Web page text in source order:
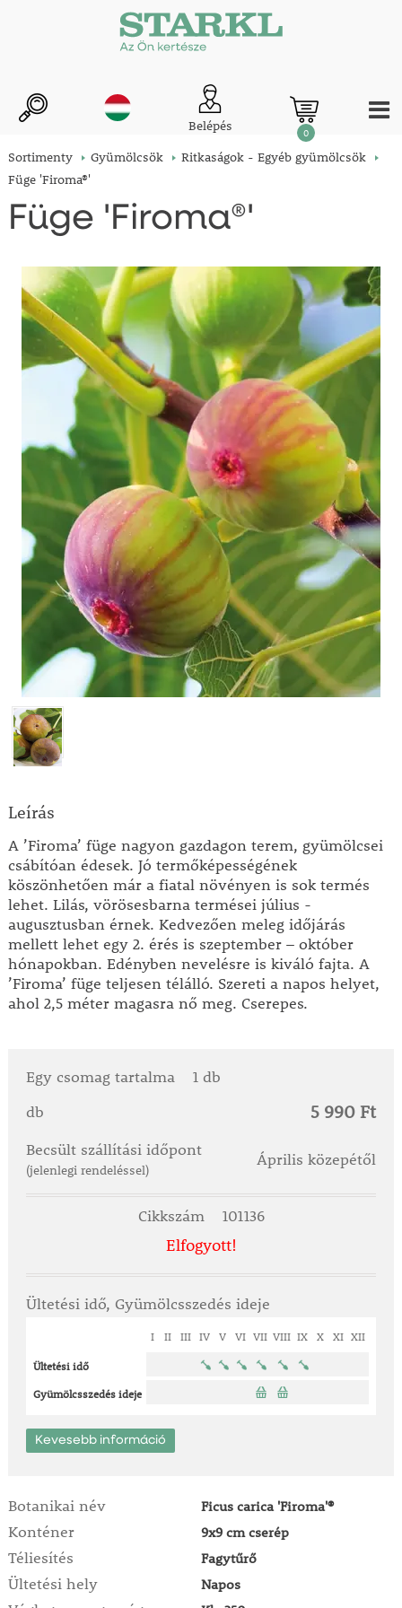
Belépés 0
Sortimenty Gyümölcsök
Ritkaságok - Egyéb gyümölcsök
Füge 'Firoma®'
Füge 'Firoma®'
Leírás
A ’Firoma’ füge nagyon gazdagon terem, gyümölcsei
csábítóan édesek. Jó termőképességének
köszönhetően már a fiatal növényen is sok termés
lehet. Lilás, vörösesbarna termései július -
augusztusban érnek. Kedvezően meleg időjárás
mellett lehet egy 2. érés is szeptember – október
hónapokban. Edényben nevelésre is kiváló fajta. A
’Firoma’ füge teljesen télálló. Szereti a napos helyet,
ahol 2,5 méter magasra nő meg. Cserepes.
Egy csomag tartalma
1 db
db
5 990 Ft
Becsült szállítási időpont
(jelenlegi rendeléssel)
Április közepétől
Cikkszám 101136
Elfogyott!
Ültetési idő, Gyümölcsszedés ideje
I II III IV V VI VII VIII IX X XI XII
Ültetési idő
Gyümölcsszedés ideje
Kevesebb információ
Botanikai név Ficus carica 'Firoma'®
Konténer 9x9 cm cserép
Téliesítés Fagytűrő
Ültetési hely Napos